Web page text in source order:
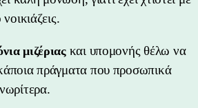
μιζέριαςκαι υπομονής θέλω να
πράγματα που προσωπικά